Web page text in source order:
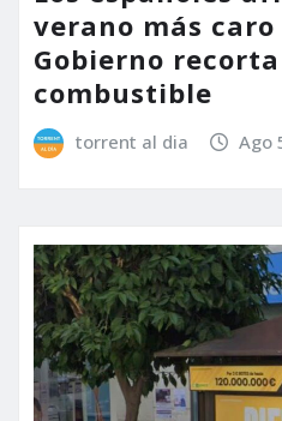
verano más
Gobierno
combustible
torrent al dia Ago